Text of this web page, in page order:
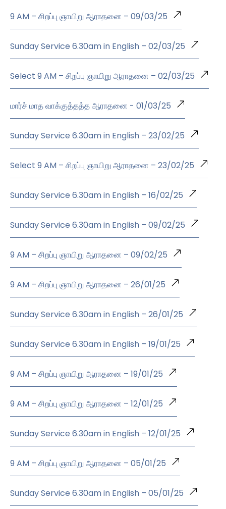
9 AM – சிறப்பு ஞாயிறு ஆராதனை – 09/03/25
Sunday Service 6.30am in English – 02/03/25
Select 9 AM – சிறப்பு ஞாயிறு ஆராதனை – 02/03/25
மார்ச் மாத வாக்குத்தத்த ஆராதனை - 01/03/25
Sunday Service 6.30am in English – 23/02/25
Select 9 AM – சிறப்பு ஞாயிறு ஆராதனை – 23/02/25
Sunday Service 6.30am in English – 16/02/25
Sunday Service 6.30am in English – 09/02/25
9 AM – சிறப்பு ஞாயிறு ஆராதனை – 09/02/25
9 AM – சிறப்பு ஞாயிறு ஆராதனை – 26/01/25
Sunday Service 6.30am in English – 26/01/25
Sunday Service 6.30am in English – 19/01/25
9 AM – சிறப்பு ஞாயிறு ஆராதனை – 19/01/25
9 AM – சிறப்பு ஞாயிறு ஆராதனை – 12/01/25
Sunday Service 6.30am in English – 12/01/25
9 AM – சிறப்பு ஞாயிறு ஆராதனை – 05/01/25
Sunday Service 6.30am in English – 05/01/25